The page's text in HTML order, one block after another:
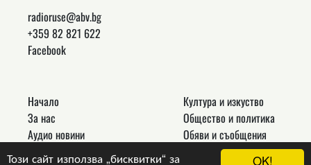
OK!
Този сайт използва „бисквитки“ за
radioruse@abv.bg
+359 82 821 622
Facebook
Начало
За нас
Аудио новини
Култура и изкуство
Общество и политика
Обяви и съобщения